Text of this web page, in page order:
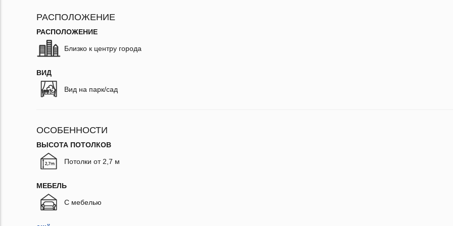
РАСПОЛОЖЕНИЕ
РАСПОЛОЖЕНИЕ
Близко к центру города
ВИД
Вид на парк/сад
ОСОБЕННОСТИ
ВЫСОТА ПОТОЛКОВ
Потолки от 2,7 м
МЕБЕЛЬ
С мебелью